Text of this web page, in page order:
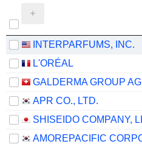
INTERPARFUMS, INC.
L'ORÉAL
GALDERMA GROUP AG
APR CO., LTD.